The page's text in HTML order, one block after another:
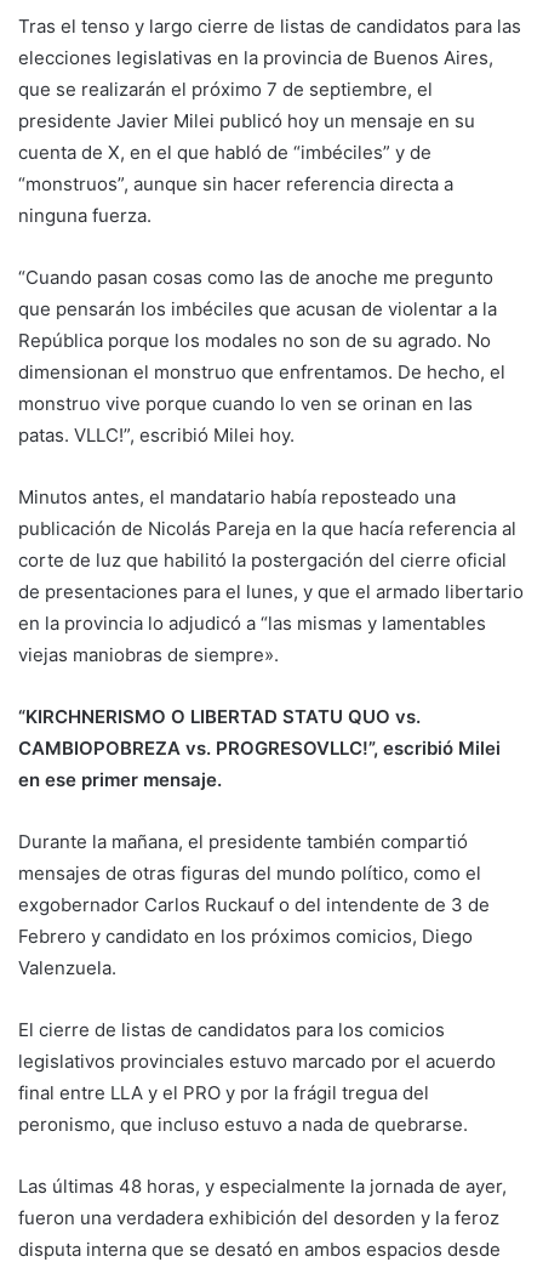
Tras el tenso y largo cierre de listas de candidatos para las
elecciones legislativas en la provincia de Buenos Aires,
que se realizarán el próximo 7 de septiembre, el
presidente Javier Milei publicó hoy un mensaje en su
cuenta de X, en el que habló de “imbéciles” y de
“monstruos”, aunque sin hacer referencia directa a
ninguna fuerza.
“Cuando pasan cosas como las de anoche me pregunto
que pensarán los imbéciles que acusan de violentar a la
República porque los modales no son de su agrado. No
dimensionan el monstruo que enfrentamos. De hecho, el
monstruo vive porque cuando lo ven se orinan en las
patas. VLLC!”, escribió Milei hoy.
Minutos antes, el mandatario había reposteado una
publicación de Nicolás Pareja en la que hacía referencia al
corte de luz que habilitó la postergación del cierre oficial
de presentaciones para el lunes, y que el armado libertario
en la provincia lo adjudicó a “las mismas y lamentables
viejas maniobras de siempre».
“KIRCHNERISMO O LIBERTAD STATU QUO vs.
CAMBIOPOBREZA vs. PROGRESOVLLC!”, escribió Milei
en ese primer mensaje.
Durante la mañana, el presidente también compartió
mensajes de otras figuras del mundo político, como el
exgobernador Carlos Ruckauf o del intendente de 3 de
Febrero y candidato en los próximos comicios, Diego
Valenzuela.
El cierre de listas de candidatos para los comicios
legislativos provinciales estuvo marcado por el acuerdo
final entre LLA y el PRO y por la frágil tregua del
peronismo, que incluso estuvo a nada de quebrarse.
Las últimas 48 horas, y especialmente la jornada de ayer,
fueron una verdadera exhibición del desorden y la feroz
disputa interna que se desató en ambos espacios desde